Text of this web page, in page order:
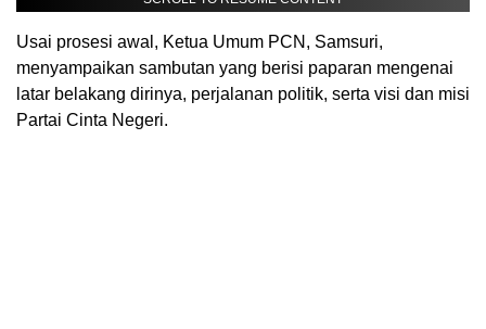
Usai prosesi awal, Ketua Umum PCN, Samsuri,
menyampaikan sambutan yang berisi paparan mengenai
latar belakang dirinya, perjalanan politik, serta visi dan misi
Partai Cinta Negeri.